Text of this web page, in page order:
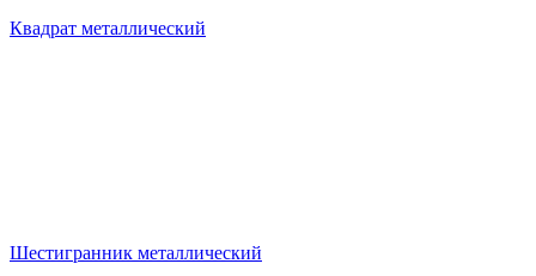
Квадрат металлический
Шестигранник металлический